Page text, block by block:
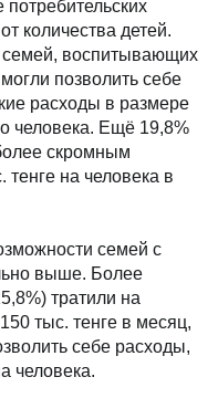
количества детей.
семей, воспитывающих
позволить себе
расходы в размере
человека. Ещё 19,8%
скромным
на человека в
семей с
выше. Более
тратили на
тыс. тенге в месяц,
себе расходы,
человека.